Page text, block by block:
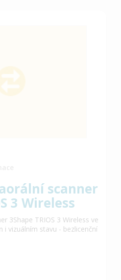
scanner
3 Wireless
3Shape TRIOS 3 Wireless ve
i vizuálním stavu - bezlicenční